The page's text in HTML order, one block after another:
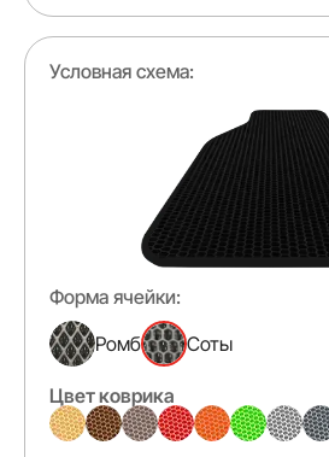
Условная схема:
Форма ячейки:
Ромб
Соты
Цвет коврика